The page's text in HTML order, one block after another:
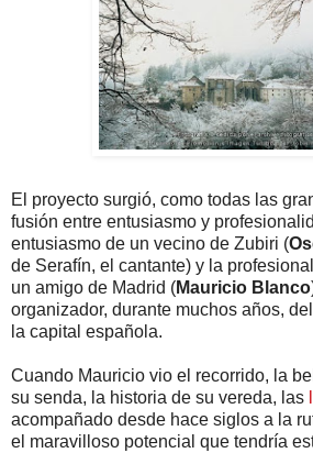
El proyecto surgió, como todas las
fusión entre entusiasmo y
entusiasmo de un vecino de Zubiri (
de Serafín, el cantante) y la
un amigo de Madrid (Mauricio Blanco
organizador, durante muchos años,
la capital española.
Cuando Mauricio vio el recorrido, la
su senda, la historia de su vereda, las
acompañado desde hace siglos a la
el maravilloso potencial que tendría